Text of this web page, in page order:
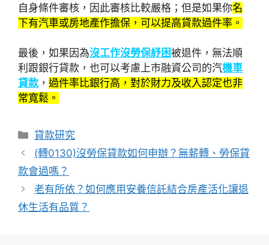
自身條件審核，因此審核比較嚴格；但是如果你名
下有汽車或房地產作擔保，可以提高貸款過件率。
最後，如果因為沒工作沒勞保紓困被退件，無法順
利跟銀行貸款，也可以考慮上市融資公司的汽機車
貸款 ， 過件率比銀行高，對於財力及收入認定也非
常寬鬆。
分
類
貸款研究
(轉0130)沒勞保貸款如何申辦？無薪轉、勞保貸
款會過嗎？
老有所依？如何應用安養信託結合房產活化讓退
休生活有品質？